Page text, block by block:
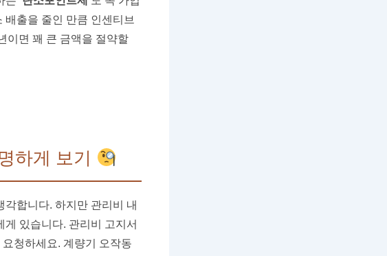
출을 줄인 만큼 인센티브
이면 꽤 큰 금액을 절약할
하게 보기
합니다. 하지만 관리비 내
있습니다. 관리비 고지서
요청하세요. 계량기 오작동